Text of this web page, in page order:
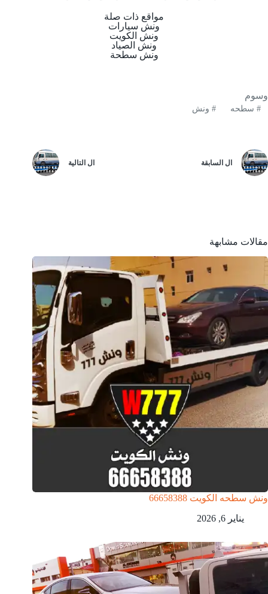
مواقع ذات صلة
ونش سيارات
ونش الكويت
ونش الصياد
ونش سطحة
وسوم
#سطحه #ونش
ال السابقة ال التالية
مقالات مشابهة
ونش سطحه الكويت 66658388
يناير 6, 2026